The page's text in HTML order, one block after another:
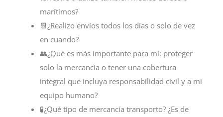
marítimos?
📆¿Realizo envíos todos los días o solo de vez
en cuando?
👥¿Qué es más importante para mí: proteger
solo la mercancía o tener una cobertura
integral que incluya responsabilidad civil y a mi
equipo humano?
🧪¿Qué tipo de mercancía transporto? ¿Es de